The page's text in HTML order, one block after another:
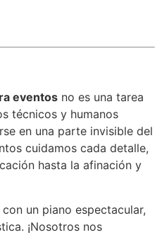
eventos no es una tarea
técnicos y humanos
en una parte invisible del
cuidamos cada detalle,
hasta la afinación y
un piano espectacular,
¡Nosotros nos